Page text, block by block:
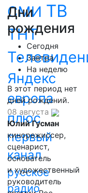
СМИ ТВ
ТНТ
Яндекс
европа
плюс
первый
канал
русское
радио
Дни
рождения
Сегодня
Завтра
На неделю
В этот период нет
дней рождений.
08 августа
Юлий Гусман
кинорежиссер,
сценарист,
основатель
и художественный
руководитель